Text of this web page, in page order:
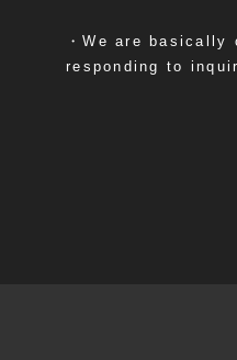
・We are
responding to